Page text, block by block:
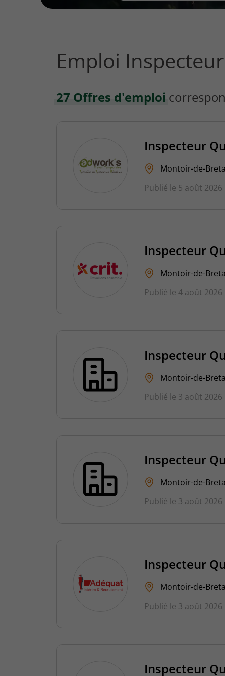
vous
Emploi
27 Offres d'emploi
Inspecteur
Montoir-de-
Publié le 5 août 2026
Inspecteur
Montoir-de-
Publié le 4 août 2026
Inspecteur
Montoir-de-
Publié le 3 août 2026
Inspecteur
Montoir-de-
Publié le 3 août 2026
Inspecteur
Montoir-de-
Publié le 3 août 2026
Inspecteur